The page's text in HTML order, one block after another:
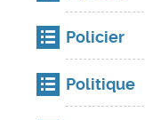
Policier
Politique